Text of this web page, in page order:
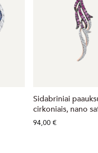
Sidabriniai
cirkoniais, nano
94,00 €